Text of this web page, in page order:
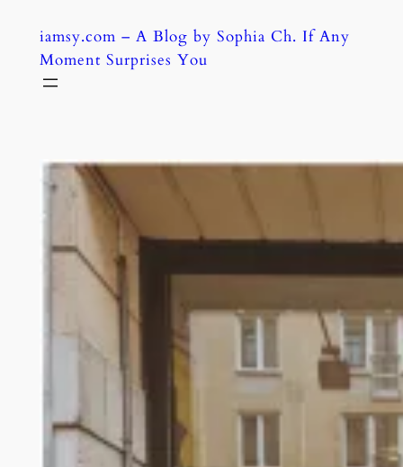
content
iamsy.com – A Blog by Sophia Ch. If Any
Moment Surprises You